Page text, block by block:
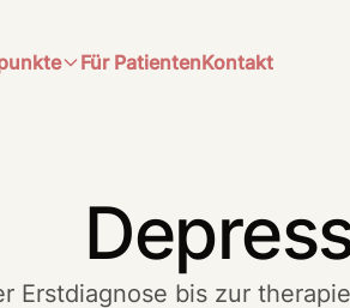
Für PatientenKontakt
Erstdiagnose bis zur